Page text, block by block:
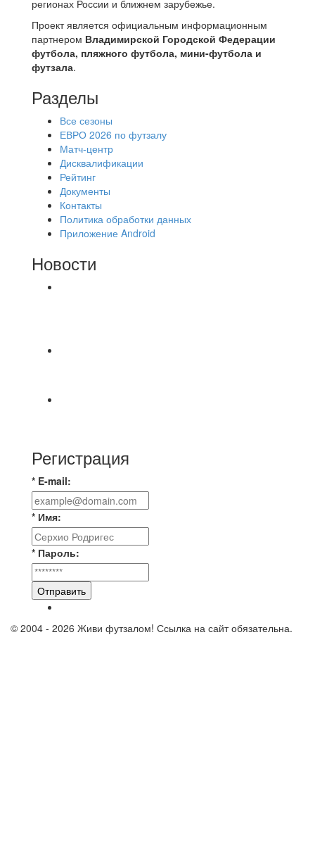
регионах России и ближнем зарубежье.
Проект является официальным информационным
партнером Владимирской Городской Федерации
футбола, пляжного футбола, мини-футбола и
футзала.
Разделы
Все сезоны
ЕВРО 2026 по футзалу
Матч-центр
Дисквалификации
Рейтинг
Документы
Контакты
Политика обработки данных
Приложение Android
Новости
Регистрация
* E-mail:
* Имя:
* Пароль:
Отправить
© 2004 - 2026 Живи футзалом! Ссылка на сайт обязательна.